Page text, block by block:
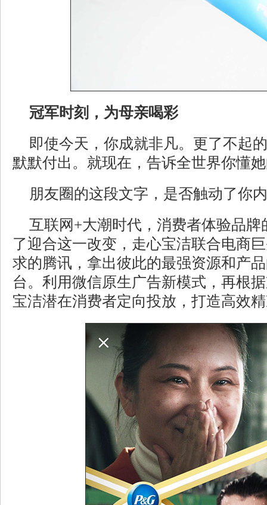
冠军时刻，为母亲喝彩
即使今天，你成就非凡。更了不起
默默付出。就现在，告诉全世界你懂
朋友圈的这段文字，是否触动了你
互联网+大潮时代，消费者体验品
了迎合这一改变，走心宝洁联合电商
求的腾讯，拿出彼此的最强资源和产
台。利用微信原生广告新模式，再根
宝洁潜在消费者定向投放，打造高效